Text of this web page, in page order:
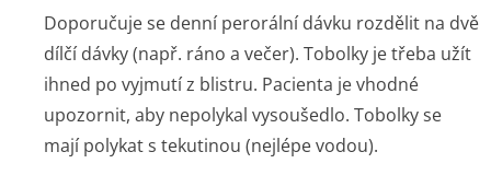
Doporučuje se denní perorální dávku rozdělit na dvě
dílčí dávky (např. ráno a večer). Tobolky je třeba užít
ihned po vyjmutí z blistru. Pacienta je vhodné
upozornit, aby nepolykal vysoušedlo. Tobolky se
mají polykat s tekutinou (nejlépe vodou).